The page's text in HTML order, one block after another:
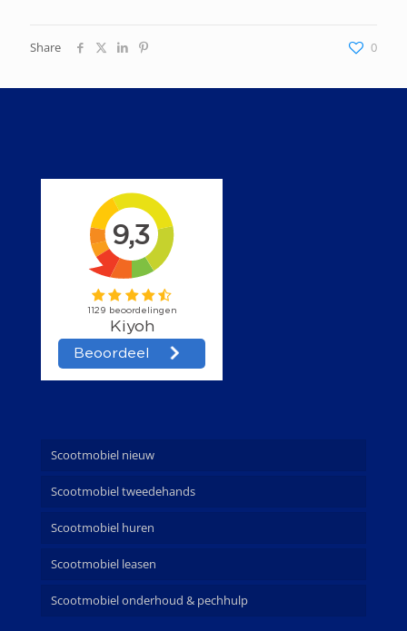
Share 0
Scootmobiel nieuw
Scootmobiel tweedehands
Scootmobiel huren
Scootmobiel leasen
Scootmobiel onderhoud & pechhulp